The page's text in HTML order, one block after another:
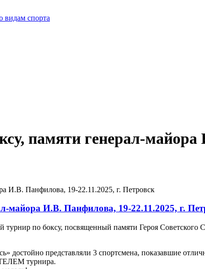
видам спорта
памяти генерал-майора
И.В. Панфилова, 19-22.11.2025, г. Петровск
майора И.В. Панфилова, 19-22.11.2025, г.
по боксу, посвященный памяти Героя
достойно представляли 3 спортсмена, показавшие
турнира.